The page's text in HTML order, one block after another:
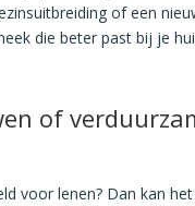
of een
die beter past bij je
of
voor lenen? Dan kan